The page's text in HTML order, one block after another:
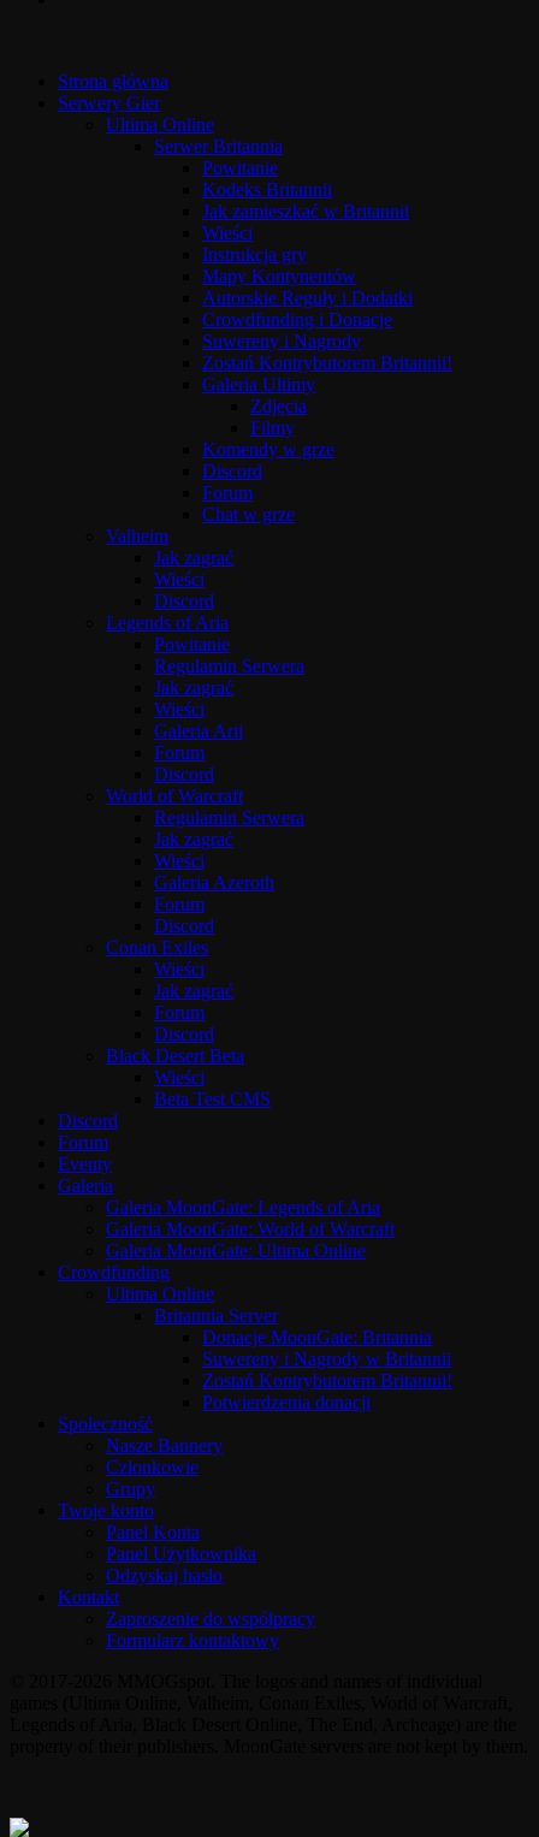
Strona główna
Serwery Gier
Ultima Online
Serwer Britannia
Powitanie
Kodeks Britannii
Jak zamieszkać w Britannii
Wieści
Instrukcja gry
Mapy Kontynentów
Autorskie Reguły i Dodatki
Crowdfunding i Donacje
Suwereny i Nagrody
Zostań Kontrybutorem Britannii!
Galeria Ultimy
Zdjęcia
Filmy
Komendy w grze
Discord
Forum
Chat w grze
Valheim
Jak zagrać
Wieści
Discord
Legends of Aria
Powitanie
Regulamin Serwera
Jak zagrać
Wieści
Galeria Arii
Forum
Discord
World of Warcraft
Regulamin Serwera
Jak zagrać
Wieści
Galeria Azeroth
Forum
Discord
Conan Exiles
Wieści
Jak zagrać
Forum
Discord
Black Desert Beta
Wieści
Beta Test CMS
Discord
Forum
Eventy
Galeria
Galeria MoonGate: Legends of Aria
Galeria MoonGate: World of Warcraft
Galeria MoonGate: Ultima Online
Crowdfunding
Ultima Online
Britannia Server
Donacje MoonGate: Britannia
Suwereny i Nagrody w Britannii
Zostań Kontrybutorem Britannii!
Potwierdzenia donacji
Społeczność
Nasze Bannery
Członkowie
Grupy
Twoje konto
Panel Konta
Panel Użytkownika
Odzyskaj hasło
Kontakt
Zaproszenie do współpracy
Formularz kontaktowy